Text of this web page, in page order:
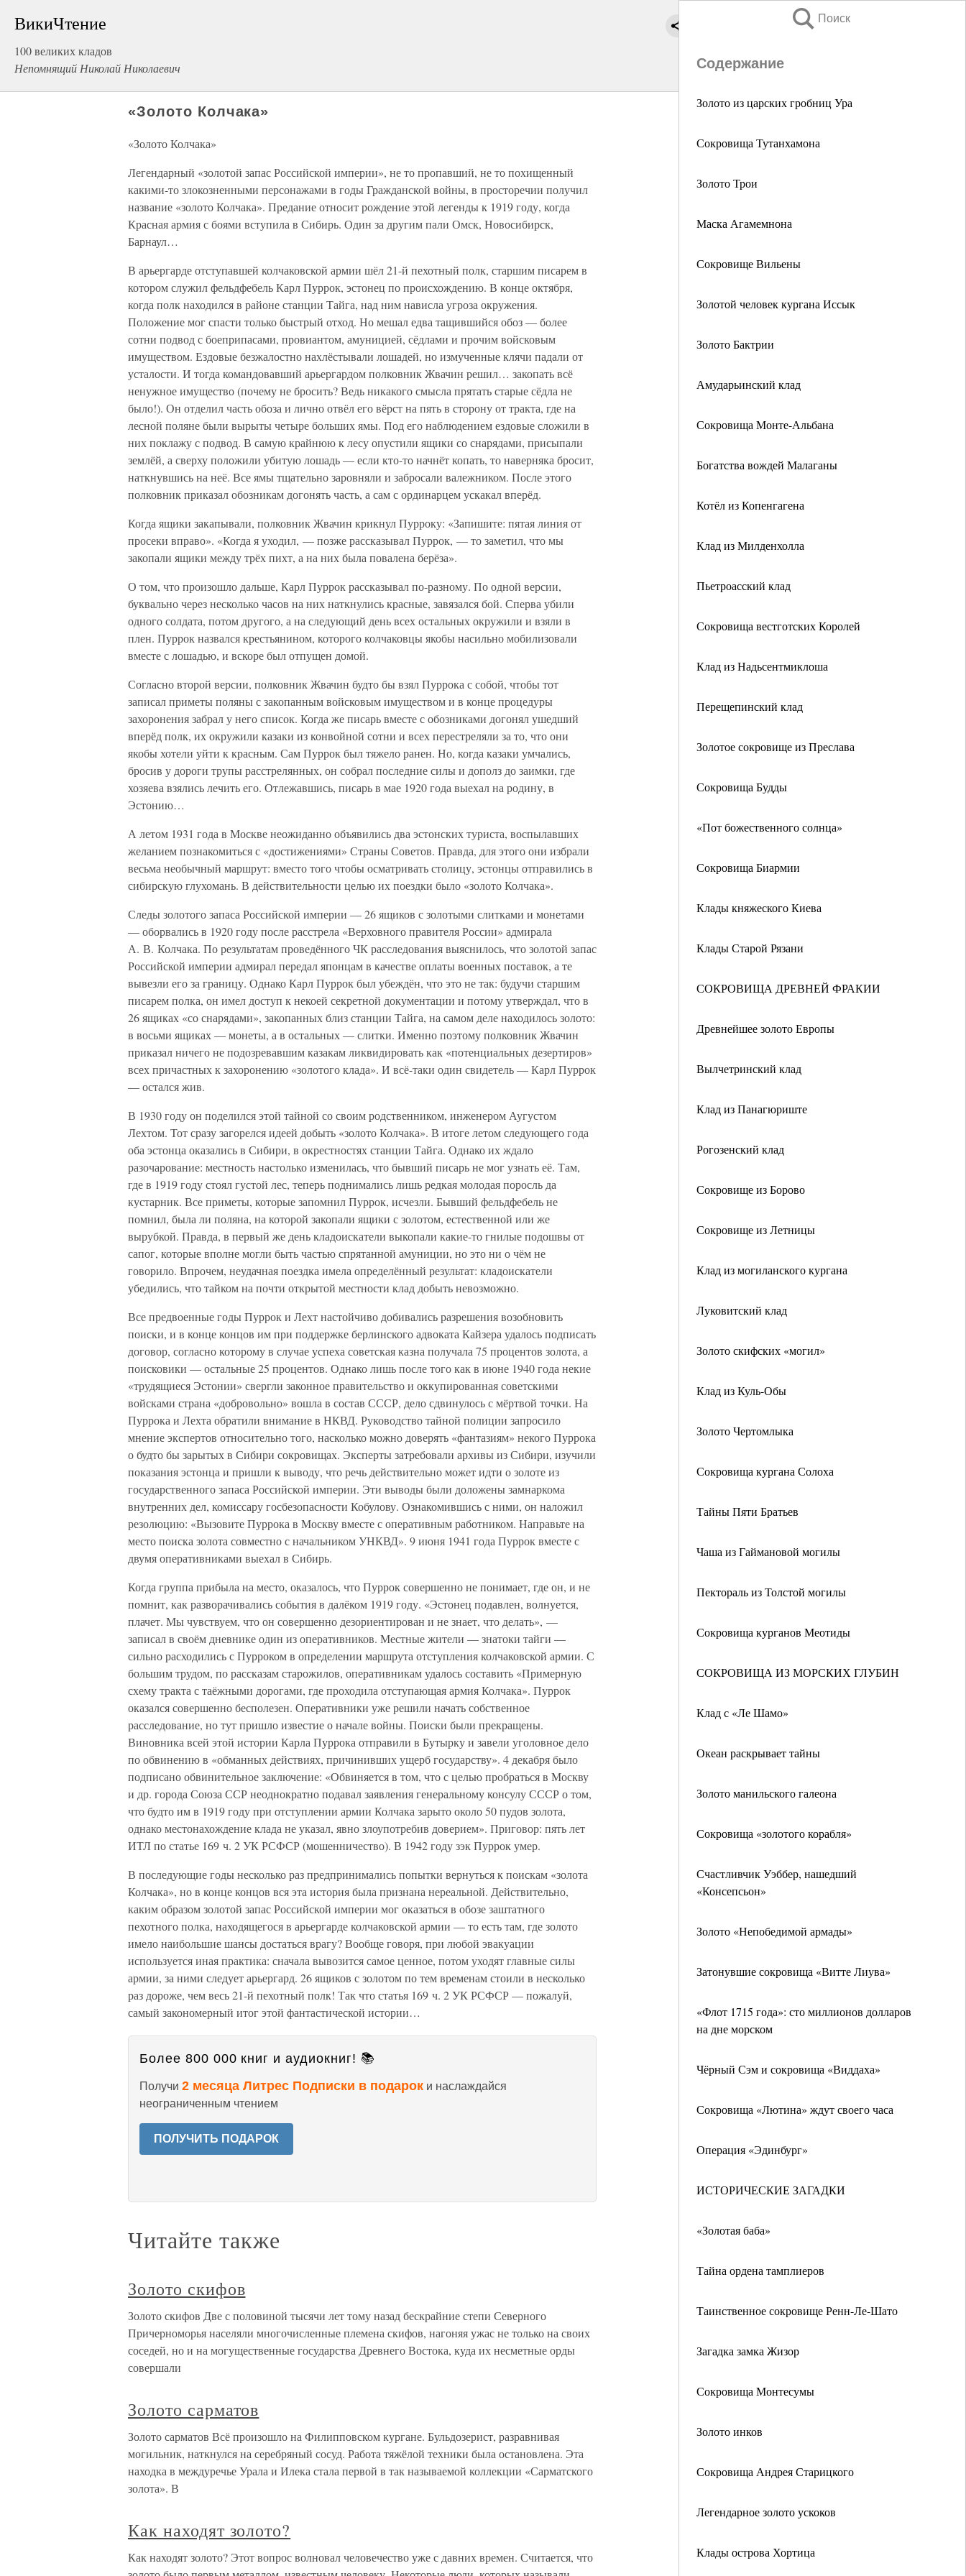
ВикиЧтение
100 великих кладов
Непомнящий Николай Николаевич
Поиск
Содержание
Золото из царских гробниц Ура
Сокровища Тутанхамона
Золото Трои
Маска Агамемнона
Сокровище Вильены
Золотой человек кургана Иссык
Золото Бактрии
Амударьинский клад
Сокровища Монте-Альбана
Богатства вождей Малаганы
Котёл из Копенгагена
Клад из Милденхолла
Пьетроасский клад
Сокровища вестготских Королей
Клад из Надьсентмиклоша
Перещепинский клад
Золотое сокровище из Преслава
Сокровища Будды
«Пот божественного солнца»
Сокровища Биармии
Клады княжеского Киева
Клады Старой Рязани
СОКРОВИЩА ДРЕВНЕЙ ФРАКИИ
Древнейшее золото Европы
Вылчетринский клад
Клад из Панагюриште
Рогозенский клад
Сокровище из Борово
Сокровище из Летницы
Клад из могиланского кургана
Луковитский клад
Золото скифских «могил»
Клад из Куль-Обы
Золото Чертомлыка
Сокровища кургана Солоха
Тайны Пяти Братьев
Чаша из Гаймановой могилы
Пектораль из Толстой могилы
Сокровища курганов Меотиды
СОКРОВИЩА ИЗ МОРСКИХ ГЛУБИН
Клад с «Ле Шамо»
Океан раскрывает тайны
Золото манильского галеона
Сокровища «золотого корабля»
Счастливчик Уэббер, нашедший
«Консепсьон»
Золото «Непобедимой армады»
Затонувшие сокровища «Витте Лиува»
«Флот 1715 года»: сто миллионов долларов
на дне морском
Чёрный Сэм и сокровища «Виддаха»
Сокровища «Лютина» ждут своего часа
Операция «Эдинбург»
ИСТОРИЧЕСКИЕ ЗАГАДКИ
«Золотая баба»
Тайна ордена тамплиеров
Таинственное сокровище Ренн-Ле-Шато
Загадка замка Жизор
Сокровища Монтесумы
Золото инков
Сокровища Андрея Старицкого
Легендарное золото ускоков
Клады острова Хортица
«Золото Колчака»
«Золото Колчака»
Легендарный «золотой запас Российской империи», не то пропавший, не то похищенный
какими-то злокозненными персонажами в годы Гражданской войны, в просторечии получил
название «золото Колчака». Предание относит рождение этой легенды к 1919 году, когда
Красная армия с боями вступила в Сибирь. Один за другим пали Омск, Новосибирск,
Барнаул…
В арьергарде отступавшей колчаковской армии шёл 21-й пехотный полк, старшим писарем в
котором служил фельдфебель Карл Пуррок, эстонец по происхождению. В конце октября,
когда полк находился в районе станции Тайга, над ним нависла угроза окружения.
Положение мог спасти только быстрый отход. Но мешал едва тащившийся обоз — более
сотни подвод с боеприпасами, провиантом, амуницией, сёдлами и прочим войсковым
имуществом. Ездовые безжалостно нахлёстывали лошадей, но измученные клячи падали от
усталости. И тогда командовавший арьергардом полковник Жвачин решил… закопать всё
ненужное имущество (почему не бросить? Ведь никакого смысла прятать старые сёдла не
было!). Он отделил часть обоза и лично отвёл его вёрст на пять в сторону от тракта, где на
лесной поляне были вырыты четыре больших ямы. Под его наблюдением ездовые сложили в
них поклажу с подвод. В самую крайнюю к лесу опустили ящики со снарядами, присыпали
землёй, а сверху положили убитую лошадь — если кто-то начнёт копать, то наверняка бросит,
наткнувшись на неё. Все ямы тщательно заровняли и забросали валежником. После этого
полковник приказал обозникам догонять часть, а сам с ординарцем ускакал вперёд.
Когда ящики закапывали, полковник Жвачин крикнул Пурроку: «Запишите: пятая линия от
просеки вправо». «Когда я уходил, — позже рассказывал Пуррок, — то заметил, что мы
закопали ящики между трёх пихт, а на них была повалена берёза».
О том, что произошло дальше, Карл Пуррок рассказывал по-разному. По одной версии,
буквально через несколько часов на них наткнулись красные, завязался бой. Сперва убили
одного солдата, потом другого, а на следующий день всех остальных окружили и взяли в
плен. Пуррок назвался крестьянином, которого колчаковцы якобы насильно мобилизовали
вместе с лошадью, и вскоре был отпущен домой.
Согласно второй версии, полковник Жвачин будто бы взял Пуррока с собой, чтобы тот
записал приметы поляны с закопанным войсковым имуществом и в конце процедуры
захоронения забрал у него список. Когда же писарь вместе с обозниками догонял ушедший
вперёд полк, их окружили казаки из конвойной сотни и всех перестреляли за то, что они
якобы хотели уйти к красным. Сам Пуррок был тяжело ранен. Но, когда казаки умчались,
бросив у дороги трупы расстрелянных, он собрал последние силы и дополз до заимки, где
хозяева взялись лечить его. Отлежавшись, писарь в мае 1920 года выехал на родину, в
Эстонию…
А летом 1931 года в Москве неожиданно объявились два эстонских туриста, воспылавших
желанием познакомиться с «достижениями» Страны Советов. Правда, для этого они избрали
весьма необычный маршрут: вместо того чтобы осматривать столицу, эстонцы отправились в
сибирскую глухомань. В действительности целью их поездки было «золото Колчака».
Следы золотого запаса Российской империи — 26 ящиков с золотыми слитками и монетами
— оборвались в 1920 году после расстрела «Верховного правителя России» адмирала
А. В. Колчака. По результатам проведённого ЧК расследования выяснилось, что золотой запас
Российской империи адмирал передал японцам в качестве оплаты военных поставок, а те
вывезли его за границу. Однако Карл Пуррок был убеждён, что это не так: будучи старшим
писарем полка, он имел доступ к некоей секретной документации и потому утверждал, что в
26 ящиках «со снарядами», закопанных близ станции Тайга, на самом деле находилось золото:
в восьми ящиках — монеты, а в остальных — слитки. Именно поэтому полковник Жвачин
приказал ничего не подозревавшим казакам ликвидировать как «потенциальных дезертиров»
всех причастных к захоронению «золотого клада». И всё-таки один свидетель — Карл Пуррок
— остался жив.
В 1930 году он поделился этой тайной со своим родственником, инженером Аугустом
Лехтом. Тот сразу загорелся идеей добыть «золото Колчака». В итоге летом следующего года
оба эстонца оказались в Сибири, в окрестностях станции Тайга. Однако их ждало
разочарование: местность настолько изменилась, что бывший писарь не мог узнать её. Там,
где в 1919 году стоял густой лес, теперь поднимались лишь редкая молодая поросль да
кустарник. Все приметы, которые запомнил Пуррок, исчезли. Бывший фельдфебель не
помнил, была ли поляна, на которой закопали ящики с золотом, естественной или же
вырубкой. Правда, в первый же день кладоискатели выкопали какие-то гнилые подошвы от
сапог, которые вполне могли быть частью спрятанной амуниции, но это ни о чём не
говорило. Впрочем, неудачная поездка имела определённый результат: кладоискатели
убедились, что тайком на почти открытой местности клад добыть невозможно.
Все предвоенные годы Пуррок и Лехт настойчиво добивались разрешения возобновить
поиски, и в конце концов им при поддержке берлинского адвоката Кайзера удалось подписать
договор, согласно которому в случае успеха советская казна получала 75 процентов золота, а
поисковики — остальные 25 процентов. Однако лишь после того как в июне 1940 года некие
«трудящиеся Эстонии» свергли законное правительство и оккупированная советскими
войсками страна «добровольно» вошла в состав СССР, дело сдвинулось с мёртвой точки. На
Пуррока и Лехта обратили внимание в НКВД. Руководство тайной полиции запросило
мнение экспертов относительно того, насколько можно доверять «фантазиям» некого Пуррока
о будто бы зарытых в Сибири сокровищах. Эксперты затребовали архивы из Сибири, изучили
показания эстонца и пришли к выводу, что речь действительно может идти о золоте из
государственного запаса Российской империи. Эти выводы были доложены замнаркома
внутренних дел, комиссару госбезопасности Кобулову. Ознакомившись с ними, он наложил
резолюцию: «Вызовите Пуррока в Москву вместе с оперативным работником. Направьте на
место поиска золота совместно с начальником УНКВД». 9 июня 1941 года Пуррок вместе с
двумя оперативниками выехал в Сибирь.
Когда группа прибыла на место, оказалось, что Пуррок совершенно не понимает, где он, и не
помнит, как разворачивались события в далёком 1919 году. «Эстонец подавлен, волнуется,
плачет. Мы чувствуем, что он совершенно дезориентирован и не знает, что делать», —
записал в своём дневнике один из оперативников. Местные жители — знатоки тайги —
сильно расходились с Пурроком в определении маршрута отступления колчаковской армии. С
большим трудом, по рассказам старожилов, оперативникам удалось составить «Примерную
схему тракта с таёжными дорогами, где проходила отступающая армия Колчака». Пуррок
оказался совершенно бесполезен. Оперативники уже решили начать собственное
расследование, но тут пришло известие о начале войны. Поиски были прекращены.
Виновника всей этой истории Карла Пуррока отправили в Бутырку и завели уголовное дело
по обвинению в «обманных действиях, причинивших ущерб государству». 4 декабря было
подписано обвинительное заключение: «Обвиняется в том, что с целью пробраться в Москву
и др. города Союза ССР неоднократно подавал заявления генеральному консулу СССР о том,
что будто им в 1919 году при отступлении армии Колчака зарыто около 50 пудов золота,
однако местонахождение клада не указал, явно злоупотребив доверием». Приговор: пять лет
ИТЛ по статье 169 ч. 2 УК РСФСР (мошенничество). В 1942 году зэк Пуррок умер.
В последующие годы несколько раз предпринимались попытки вернуться к поискам «золота
Колчака», но в конце концов вся эта история была признана нереальной. Действительно,
каким образом золотой запас Российской империи мог оказаться в обозе заштатного
пехотного полка, находящегося в арьергарде колчаковской армии — то есть там, где золото
имело наибольшие шансы достаться врагу? Вообще говоря, при любой эвакуации
используется иная практика: сначала вывозится самое ценное, потом уходят главные силы
армии, за ними следует арьергард. 26 ящиков с золотом по тем временам стоили в несколько
раз дороже, чем весь 21-й пехотный полк! Так что статья 169 ч. 2 УК РСФСР — пожалуй,
самый закономерный итог этой фантастической истории…
Более 800 000 книг и аудиокниг! 📚
Получи 2 месяца Литрес Подписки в подарок и наслаждайся
неограниченным чтением
ПОЛУЧИТЬ ПОДАРОК
Читайте также
Золото скифов
Золото скифов Две с половиной тысячи лет тому назад бескрайние степи Северного
Причерноморья населяли многочисленные племена скифов, нагоняя ужас не только на своих
соседей, но и на могущественные государства Древнего Востока, куда их несметные орды
совершали
Золото сарматов
Золото сарматов Всё произошло на Филипповском кургане. Бульдозерист, разравнивая
могильник, наткнулся на серебряный сосуд. Работа тяжёлой техники была остановлена. Эта
находка в междуречье Урала и Илека стала первой в так называемой коллекции «Сарматского
золота». В
Как находят золото?
Как находят золото? Этот вопрос волновал человечество уже с давних времен. Считается, что